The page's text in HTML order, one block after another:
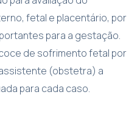
fetal e placentário, por
para a gestação.
de sofrimento fetal por
(obstetra) a
para cada caso.